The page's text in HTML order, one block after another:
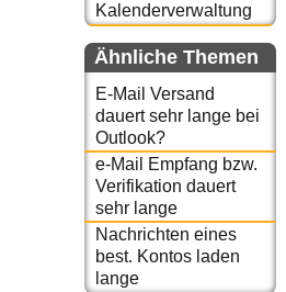
Kalenderverwaltung
Ähnliche Themen
E-Mail Versand
dauert sehr lange bei
Outlook?
e-Mail Empfang bzw.
Verifikation dauert
sehr lange
Nachrichten eines
best. Kontos laden
lange